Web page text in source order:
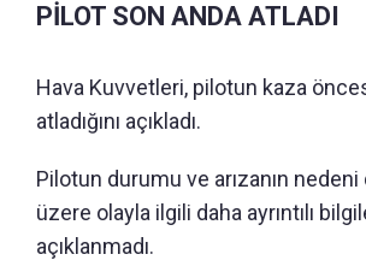
PİLOT SON ANDA ATLADI
Hava Kuvvetleri, pilotun kaza
atladığını açıkladı.
Pilotun durumu ve arızanın
üzere olayla ilgili daha ayrıntılı
açıklanmadı.